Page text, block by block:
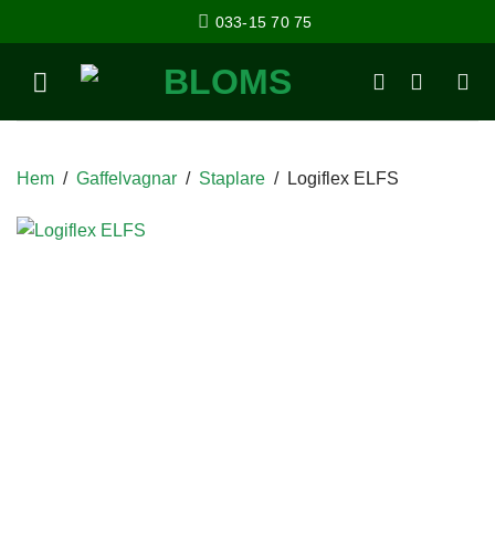
033-15 70 75
Hem / Gaffelvagnar / Staplare / Logiflex ELFS